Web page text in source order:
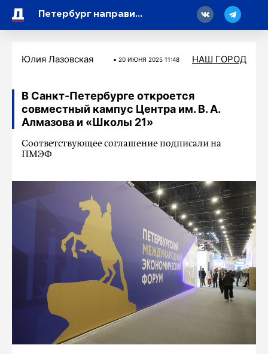
Петербург направил на финансирование культуры более 30 миллиардов рублей
Юлия Лазовская 20 ИЮНЯ 2025 11:48 НАШ ГОРОД
В Санкт-Петербурге откроется
совместный кампус Центра им. В. А.
Алмазова и «Школы 21»
Соответствующее соглашение подписали на
ПМЭФ